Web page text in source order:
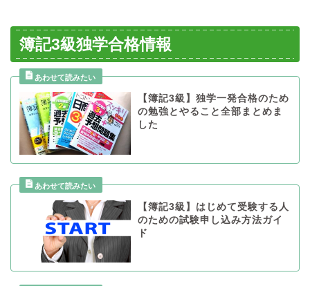
簿記3級独学合格情報
【簿記3級】独学一発合格のため
の勉強とやること全部まとめま
した
【簿記3級】はじめて受験する人
のための試験申し込み方法ガイ
ド